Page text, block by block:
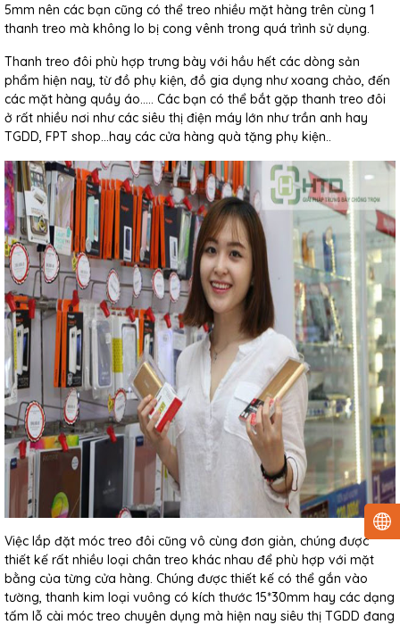
5mm nên các bạn cũng có thể treo nhiều mặt hàng trên cùng 1
thanh treo mà không lo bị cong vênh trong quá trình sử dụng.
Thanh treo đôi phù hợp trưng bày với hầu hết các dòng sản
phẩm hiện nay, từ đồ phụ kiện, đồ gia dụng như xoang chảo, đến
các mặt hàng quầy áo….. Các bạn có thể bắt gặp thanh treo đôi
ở rất nhiều nơi như các siêu thị điện máy lớn như trần anh hay
TGDD, FPT shop...hay các cửa hàng quà tặng phụ kiện..
Việc lắp đặt móc treo đôi cũng vô cùng đơn giản, chúng được
thiết kế rất nhiều loại chân treo khác nhau để phù hợp với mặt
bằng của từng cửa hàng. Chúng được thiết kế có thể gắn vào
tường, thanh kim loại vuông có kích thước 15*30mm hay các dạng
tấm lỗ cài móc treo chuyên dụng mà hiện nay siêu thị TGDD đang